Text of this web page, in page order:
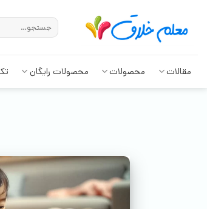
مقالات محصولات محصولات رایگان